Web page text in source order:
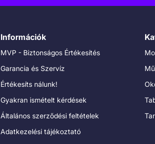
Információk
MVP - Biztonságos Értékesítés
Garancia és Szervíz
Értékesíts nálunk!
Gyakran ismételt kérdések
Általános szerződési feltételek
Adatkezelési tájékoztató